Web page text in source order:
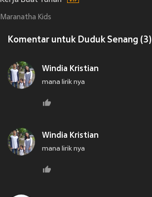
Maranatha Kids
Komentar untuk Duduk Senang (3)
Windia Kristian
mana lirik nya
Windia Kristian
mana lirik nya